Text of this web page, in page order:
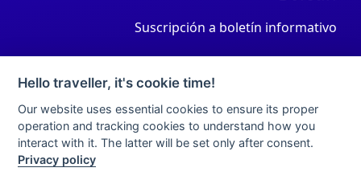
Suscripción a boletín informativo
CMS's
Accesibilidad HTML
Accesibilidad Shopify
Hello traveller, it's cookie time!
Our website uses essential cookies to ensure its proper
operation and tracking cookies to understand how you
interact with it. The latter will be set only after consent.
Privacy policy